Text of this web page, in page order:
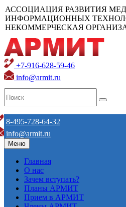
АССОЦИАЦИЯ РАЗВИТИЯ
ИНФОРМАЦИОННЫХ
НЕКОММЕРЧЕСКАЯ
+7-916-628-59-46
info@armit.ru
8-495-728-64-32
info@armit.ru
Меню
Главная
О нас
Зачем вступать?
Планы АРМИТ
Прием в АРМИТ